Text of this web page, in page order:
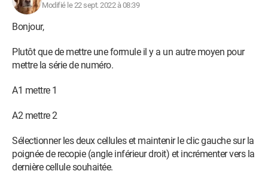
Modifié le 22 sept. 2022 à 08:39
Bonjour,
Plutôt que de mettre une formule il y a un autre moyen pour
mettre la série de numéro.
A1 mettre 1
A2 mettre 2
Sélectionner les deux cellules et maintenir le clic gauche sur la
poignée de recopie (angle inférieur droit) et incrémenter vers la
dernière cellule souhaitée.